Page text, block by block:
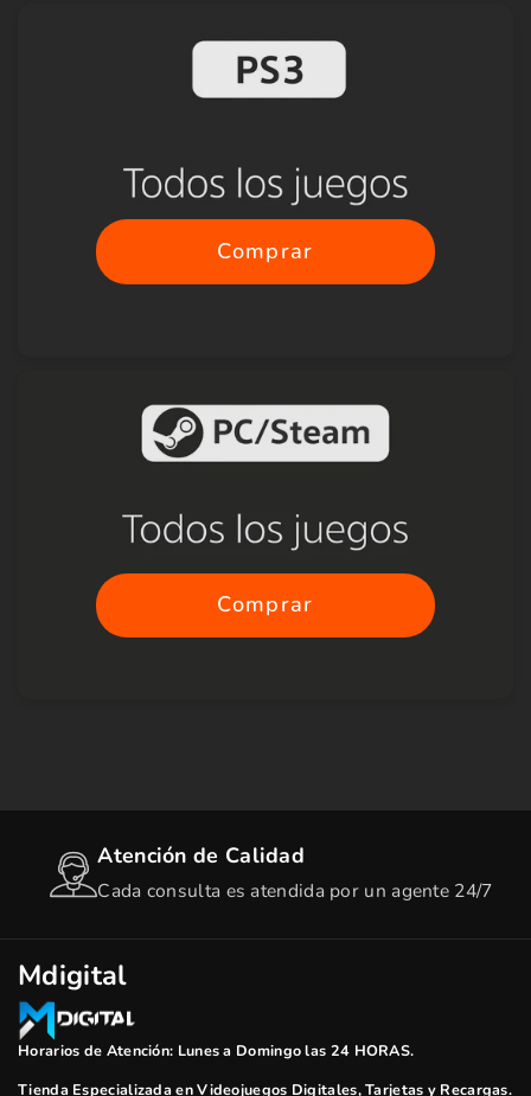
Comprar
Comprar
Calidad
es atendida por un agente 24/7 Los
Mdigital
Horarios de Atención: Lunes a Domingo las 24 HORAS.
Tienda Especializada en Videojuegos Digitales, Tarjetas y Recargas.